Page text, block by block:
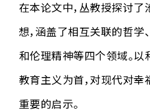
在本论文中，丛教授探讨
想，涵盖了相互关联的哲学
和伦理精神等四个领域。以
教育主义为首，对现代对
重要的启示。